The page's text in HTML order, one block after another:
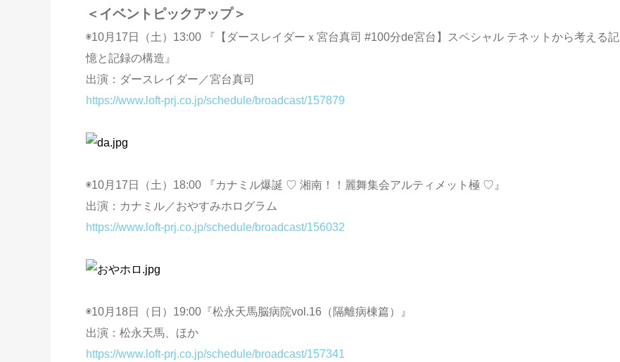
＜イベントピックアップ＞
◉10月17日（土）13:00 『【ダースレイダーｘ宮台真司 #100分de宮台】スペシャル テネットから考える記
憶と記録の構造』
出演：ダースレイダー／宮台真司
https://www.loft-prj.co.jp/schedule/broadcast/157879
◉10月17日（土）18:00 『カナミル爆誕 ♡ 湘南！！麗舞集会アルティメット極 ♡』
出演：カナミル／おやすみホログラム
https://www.loft-prj.co.jp/schedule/broadcast/156032
◉10月18日（日）19:00『松永天馬脳病院vol.16（隔離病棟篇）』
出演：松永天馬、ほか
https://www.loft-prj.co.jp/schedule/broadcast/157341